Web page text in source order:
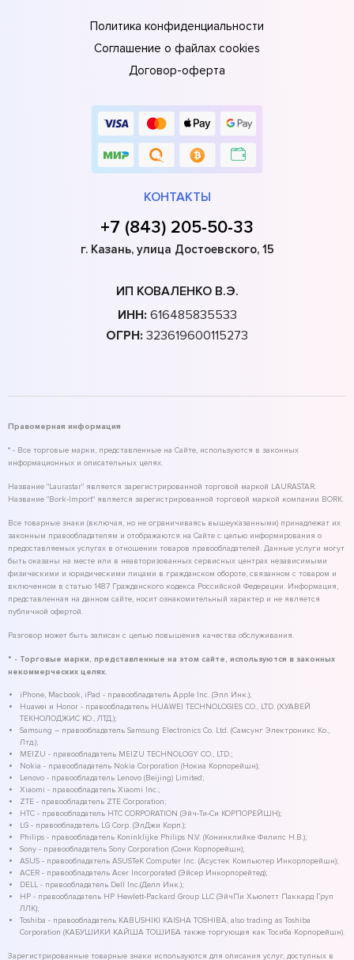
Политика конфиденциальности
Соглашение о файлах cookies
Договор-оферта
КОНТАКТЫ
+7 (843) 205-50-33
г. Казань, улица Достоевского, 15
ИП КОВАЛЕНКО В.Э.
ИНН: 616485835533
ОГРН: 323619600115273
Правомерная информация
* - Все торговые марки, представленные на Сайте, используются в законных
информационных и описательных целях.
Название "Laurastar" является зарегистрированной торговой маркой LAURASTAR.
Название "Bork-Import" является зарегистрированной торговой маркой компании BORK.
Все товарные знаки (включая, но не ограничиваясь вышеуказанными) принадлежат их
законным правообладателям и отображаются на Сайте с целью информирования о
предоставляемых услугах в отношении товаров правообладателей. Данные услуги могут
быть оказаны на месте или в неавторизованных сервисных центрах независимыми
физическими и юридическими лицами в гражданском обороте, связанном с товаром и
включенном в статью 1487 Гражданского кодекса Российской Федерации. Информация,
представленная на данном сайте, носит ознакомительный характер и не является
публичной офертой.
Разговор может быть записан с целью повышения качества обслуживания.
* - Торговые марки, представленные на этом сайте, используются в законных
некоммерческих целях.
iPhone, Macbook, iPad - правообладатель Apple Inc. (Эпл Инк.);
Huawei и Honor - правообладатель HUAWEI TECHNOLOGIES CO., LTD. (ХУАВЕЙ
ТЕКНОЛОДЖИС КО., ЛТД.);
Samsung – правообладатель Samsung Electronics Co. Ltd. (Самсунг Электроникс Ко.,
Лтд.);
MEIZU - правообладатель MEIZU TECHNOLOGY CO., LTD.;
Nokia - правообладатель Nokia Corporation (Нокиа Корпорейшн);
Lenovo - правообладатель Lenovo (Beijing) Limited;
Xiaomi - правообладатель Xiaomi Inc.;
ZTE - правообладатель ZTE Corporation;
HTC - правообладатель HTC CORPORATION (Эйч-Ти-Си КОРПОРЕЙШН);
LG - правообладатель LG Corp. (ЭлДжи Корп.);
Philips - правообладатель Koninklijke Philips N.V. (Конинклийке Филипс Н.В.);
Sony - правообладатель Sony Corporation (Сони Корпорейшн);
ASUS - правообладатель ASUSTeK Computer Inc. (Асустек Компьютер Инкорпорейшн);
ACER - правообладатель Acer Incorporated (Эйсер Инкорпорейтед);
DELL - правообладатель Dell Inc.(Делл Инк.);
HP - правообладатель HP Hewlett-Packard Group LLC (ЭйчПи Хьюлетт Паккард Груп
ЛЛК);
Toshiba - правообладатель KABUSHIKI KAISHA TOSHIBA, also trading as Toshiba
Corporation (КАБУШИКИ КАЙША ТОШИБА также торгующая как Тосиба Корпорейшн).
Зарегистрированные товарные знаки используются для описания услуг, доступных в